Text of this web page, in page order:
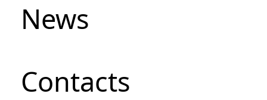
News
Сontacts